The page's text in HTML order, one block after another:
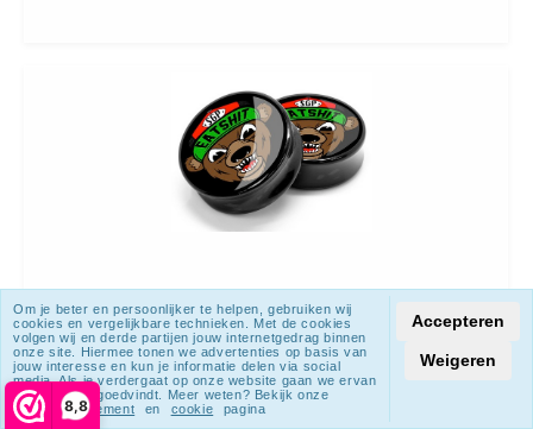
8,8
Eat Shit Bear Plug - 12 mm (per set)
€7.95
Om je beter en persoonlijker te helpen, gebruiken wij
cookies en vergelijkbare technieken. Met de cookies
volgen wij en derde partijen jouw internetgedrag binnen
onze site. Hiermee tonen we advertenties op basis van
jouw interesse en kun je informatie delen via social
media. Als je verdergaat op onze website gaan we ervan
uit dat je dat goedvindt. Meer weten? Bekijk onze
privacy statement
en cookie pagina
Accepteren
Weigeren